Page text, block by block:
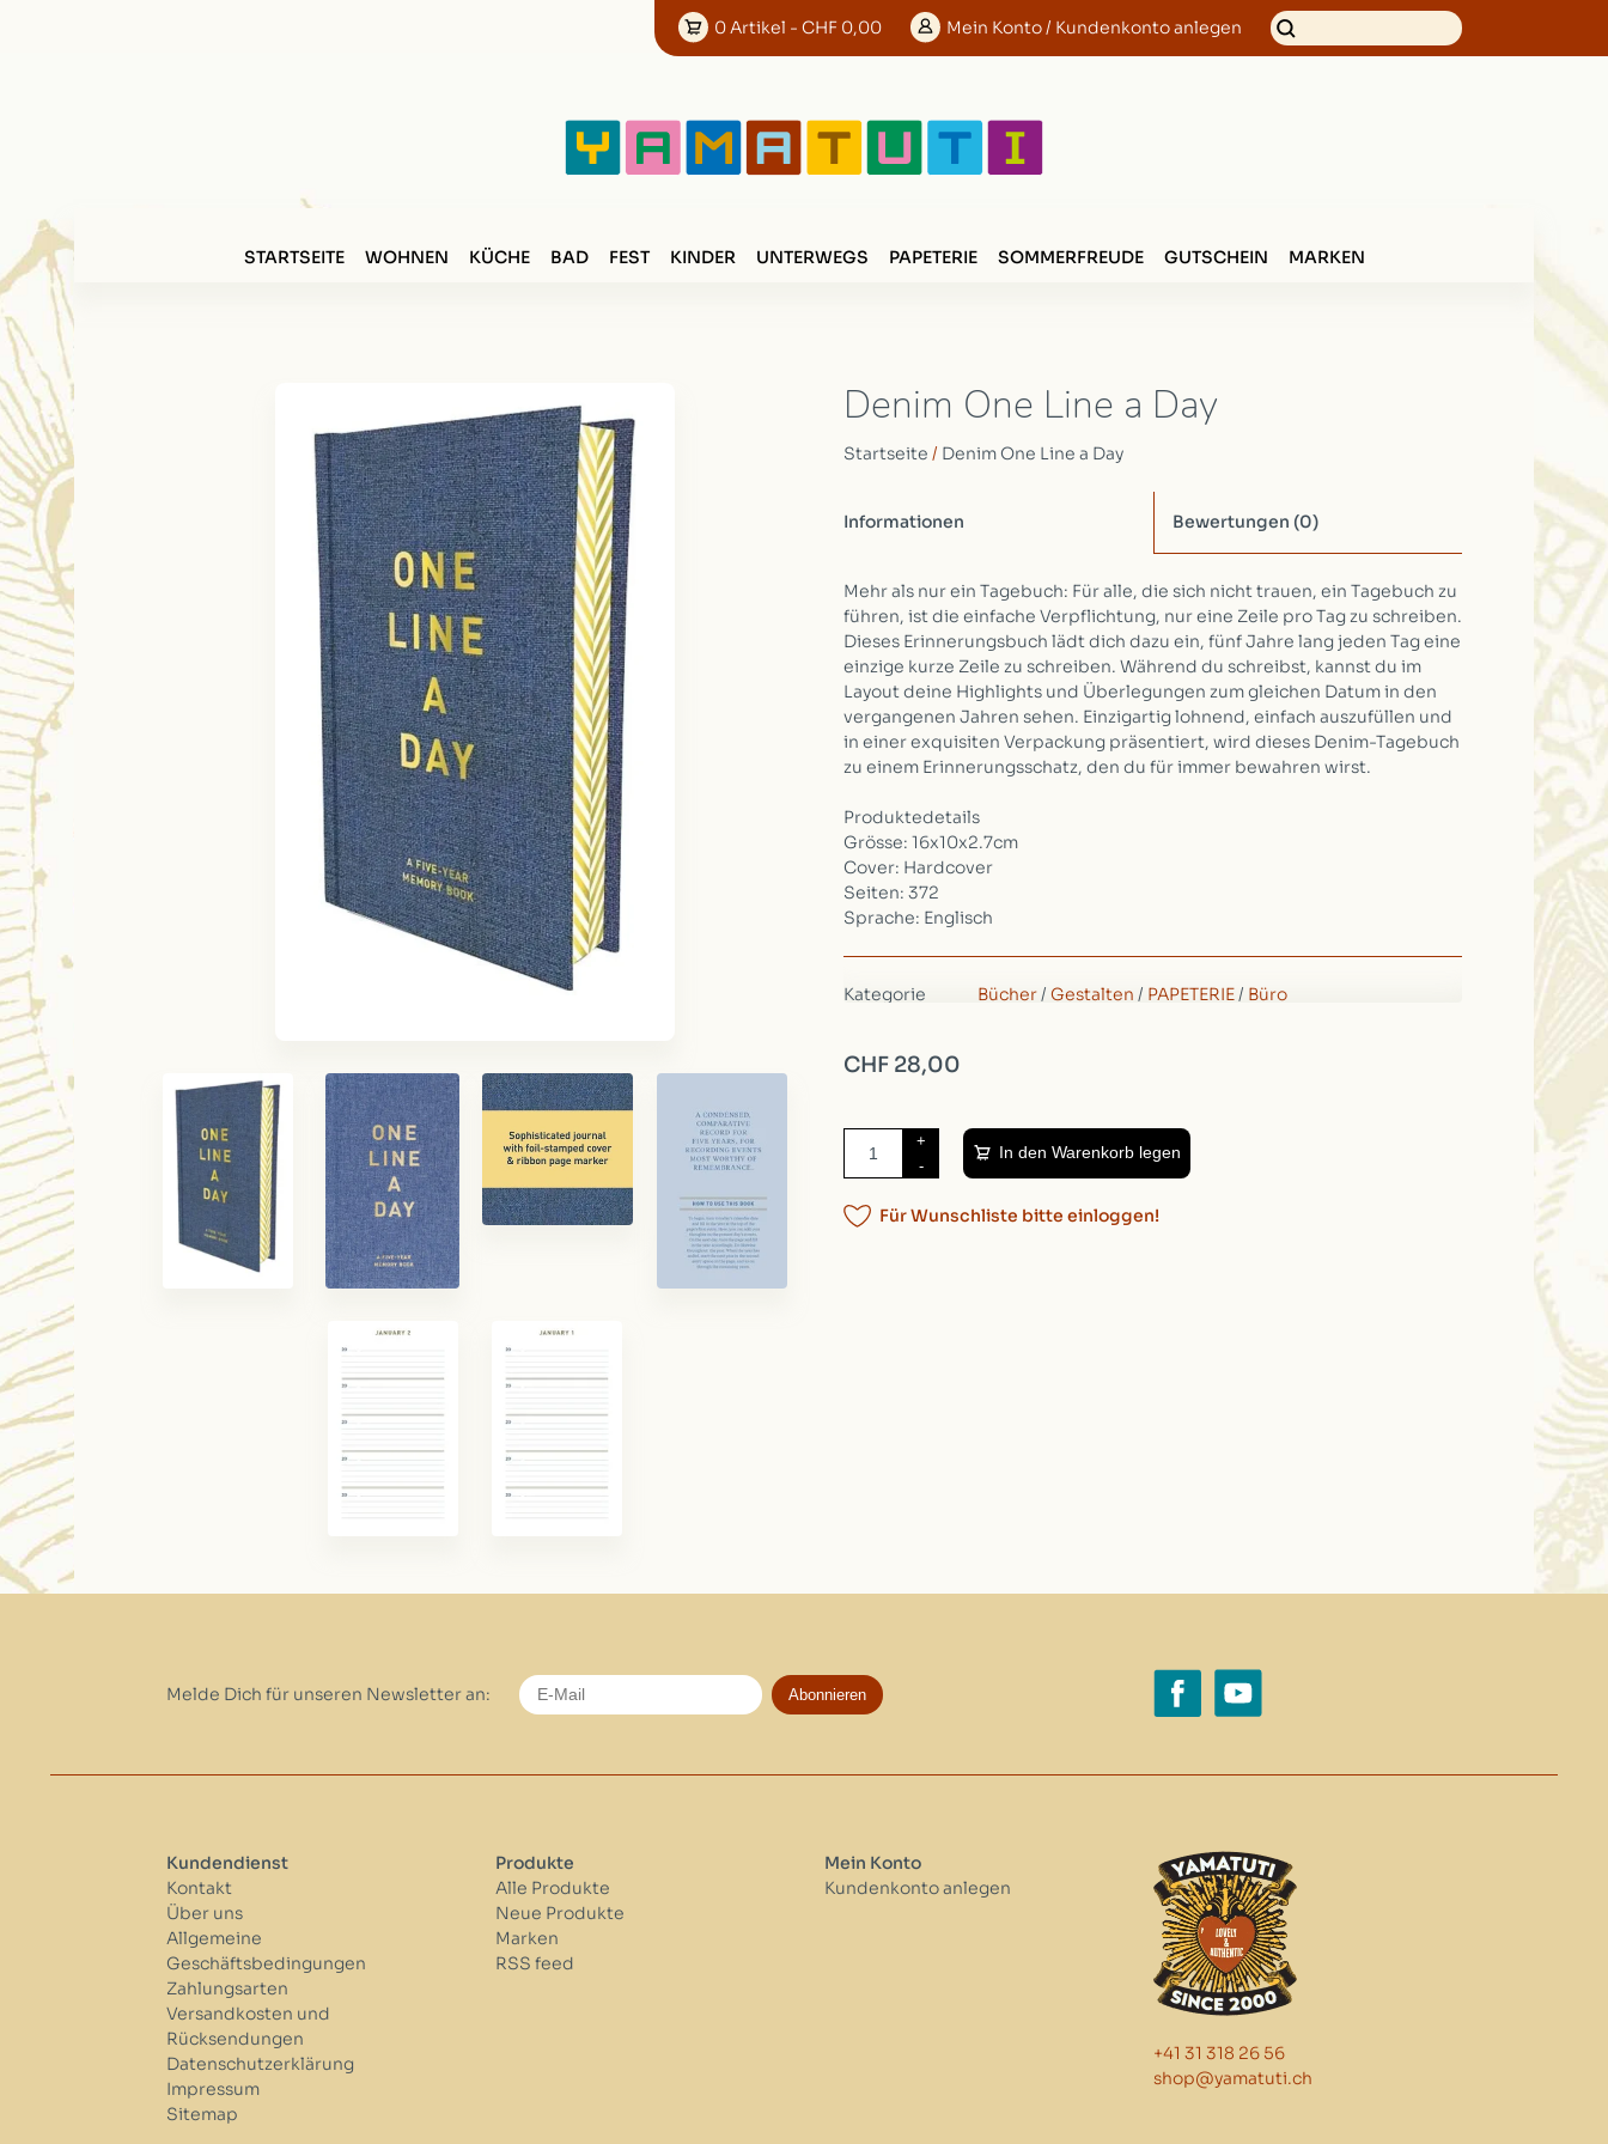
0Artikel - CHF 0,00 Mein Konto/ Kundenkonto anlegen
STARTSEITE WOHNEN KÜCHE BAD FEST KINDER UNTERWEGS PAPETERIE SOMMERFREUDE GUTSCHEIN MARKEN
Denim One Line a Day
Startseite / Denim One Line a Day
Informationen Bewertungen (0)
Mehr als nur ein Tagebuch: Für alle, die sich nicht trauen, ein Tagebuch zu
führen, ist die einfache Verpflichtung, nur eine Zeile pro Tag zu schreiben.
Dieses Erinnerungsbuch lädt dich dazu ein, fünf Jahre lang jeden Tag eine
einzige kurze Zeile zu schreiben. Während du schreibst, kannst du im
Layout deine Highlights und Überlegungen zum gleichen Datum in den
vergangenen Jahren sehen. Einzigartig lohnend, einfach auszufüllen und
in einer exquisiten Verpackung präsentiert, wird dieses Denim-Tagebuch
zu einem Erinnerungsschatz, den du für immer bewahren wirst.
Produktedetails
Grösse: 16x10x2.7cm
Cover: Hardcover
Seiten: 372
Sprache: Englisch
Kategorie Bücher / Gestalten / PAPETERIE / Büro
Verpackung:
CHF 28,00
+
-
In den Warenkorb legen
Für Wunschliste bitte einloggen!
Melde Dich für unseren Newsletter an: Abonnieren
Kundendienst
Kontakt
Über uns
Allgemeine
Geschäftsbedingungen
Zahlungsarten
Versandkosten und
Rücksendungen
Datenschutzerklärung
Impressum
Sitemap
Produkte
Alle Produkte
Neue Produkte
Marken
RSS feed
Mein Konto
Kundenkonto anlegen
+41 31 318 26 56
shop@yamatuti.ch